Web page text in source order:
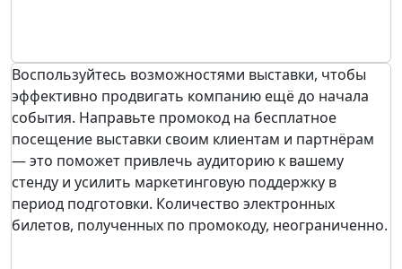
Воспользуйтесь возможностями выставки, чтобы
эффективно продвигать компанию ещё до начала
события. Направьте промокод на бесплатное
посещение выставки своим клиентам и партнёрам
— это поможет привлечь аудиторию к вашему
стенду и усилить маркетинговую поддержку в
период подготовки. Количество электронных
билетов, полученных по промокоду, неограниченно.